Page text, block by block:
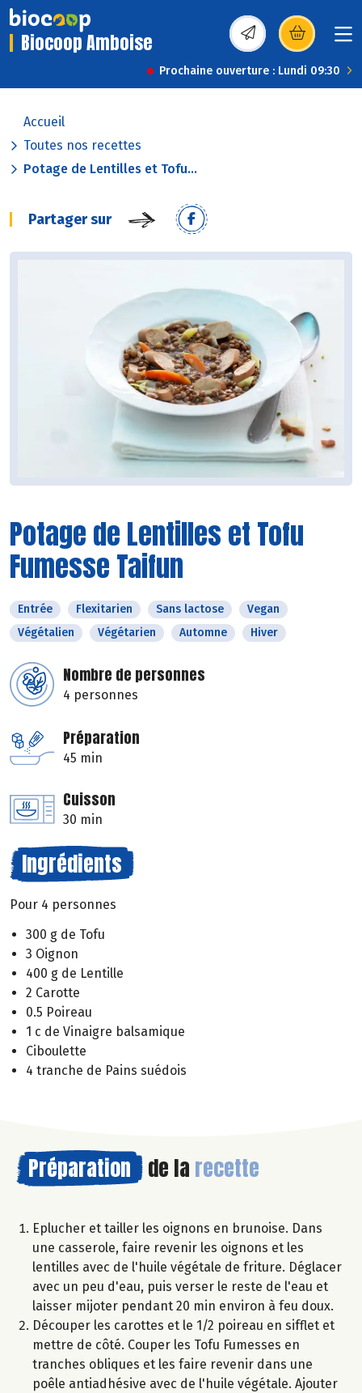
Biocoop Amboise (s’ouvre dans une
Prochaine ouverture : Lundi 09:30
Accueil
Toutes nos recettes
Potage de Lentilles et Tofu...
Partager sur
Potage de Lentilles et Tofu
Fumesse Taifun
Entrée Flexitarien Sans lactose
Vegan
Végétalien
Végétarien Automne Hiver
Nombre de personnes
4 personnes
Préparation
45 min
Cuisson
30 min
Ingrédients
Pour 4 personnes
300 g de Tofu
3 Oignon
400 g de Lentille
2 Carotte
0.5 Poireau
1 c de Vinaigre balsamique
Ciboulette
4 tranche de Pains suédois
Préparation de la recette
Eplucher et tailler les oignons en brunoise. Dans
une casserole, faire revenir les oignons et les
lentilles avec de l'huile végétale de friture. Déglacer
avec un peu d'eau, puis verser le reste de l'eau et
laisser mijoter pendant 20 min environ à feu doux.
Découper les carottes et le 1/2 poireau en sifflet et
mettre de côté. Couper les Tofu Fumesses en
tranches obliques et les faire revenir dans une
poêle antiadhésive avec de l'huile végétale. Ajouter